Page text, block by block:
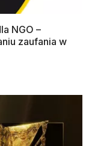
NGO –
zaufania w